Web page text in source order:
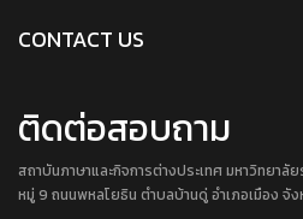
CONTACT US
ติดต่อสอบถาม
สถาบันภาษาและกิจการต่างประเทศ มหาวิทยาลั
หมู่ 9 ถนนพหลโยธิน ตำบลบ้านดู่ อำเภอเมือง จั